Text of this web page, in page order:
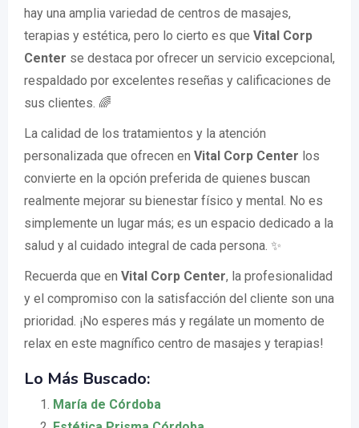
hay una amplia variedad de centros de masajes,
terapias y estética, pero lo cierto es que Vital Corp
Center se destaca por ofrecer un servicio excepcional,
respaldado por excelentes reseñas y calificaciones de
sus clientes. 🌈
La calidad de los tratamientos y la atención
personalizada que ofrecen en Vital Corp Center los
convierte en la opción preferida de quienes buscan
realmente mejorar su bienestar físico y mental. No es
simplemente un lugar más; es un espacio dedicado a la
salud y al cuidado integral de cada persona. ✨
Recuerda que en Vital Corp Center, la profesionalidad
y el compromiso con la satisfacción del cliente son una
prioridad. ¡No esperes más y regálate un momento de
relax en este magnífico centro de masajes y terapias!
Lo Más Buscado:
María de Córdoba